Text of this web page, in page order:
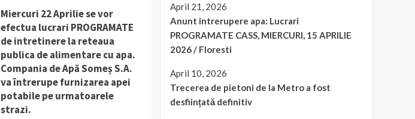
Miercuri 22 Aprilie se vor
efectua lucrari PROGRAMATE
de intretinere la reteaua
publica de alimentare cu apa.
Compania de Apă Someș S.A.
va întrerupe furnizarea apei
potabile pe urmatoarele
strazi.
April 21, 2026
Anunt intrerupere apa: Lucrari
PROGRAMATE CASS, MIERCURI, 15 APRILIE
2026 / Floresti
April 10, 2026
Trecerea de pietoni de la Metro a fost
desființată definitiv